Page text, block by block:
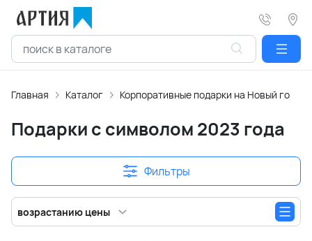
Главная Каталог Корпоративные подарки на Новый год
Подарки с символом 2023 года
Фильтры
возрастанию цены